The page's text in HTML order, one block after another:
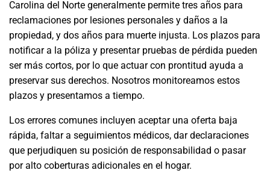
Carolina del Norte generalmente permite tres años para
reclamaciones por lesiones personales y daños a la
propiedad, y dos años para muerte injusta. Los plazos para
notificar a la póliza y presentar pruebas de pérdida pueden
ser más cortos, por lo que actuar con prontitud ayuda a
preservar sus derechos. Nosotros monitoreamos estos
plazos y presentamos a tiempo.
Los errores comunes incluyen aceptar una oferta baja
rápida, faltar a seguimientos médicos, dar declaraciones
que perjudiquen su posición de responsabilidad o pasar
por alto coberturas adicionales en el hogar.